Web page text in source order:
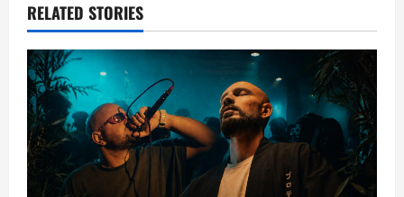
v
i
g
a
t
RELATED STORIES